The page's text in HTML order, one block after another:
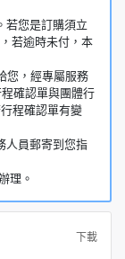
若您是訂購須立
若逾時未付，本
您，經專屬服務
確認單與團體行
程確認單有變
人員郵寄到您指
理。
下載